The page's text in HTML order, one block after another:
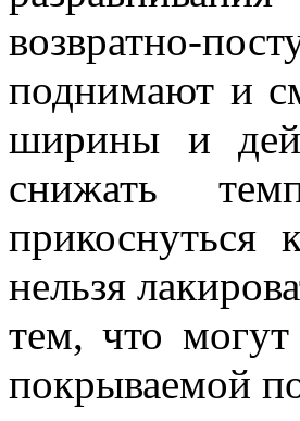
возвратно-
поднимают и
ширины и
снижать
прикоснуться
нельзя
тем, что могут
покрываемой